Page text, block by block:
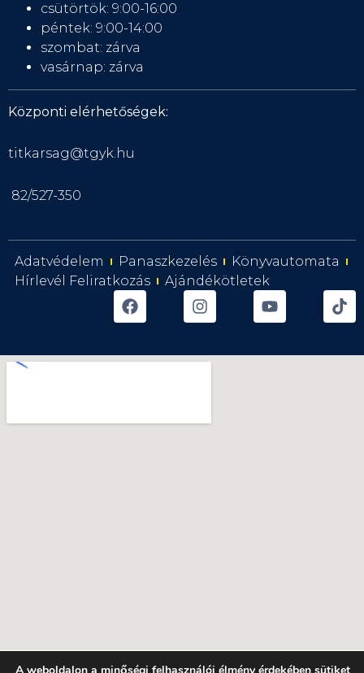
csütörtök: 9:00-16:00
péntek: 9:00-14:00
szombat: zárva
vasárnap: zárva
Központi elérhetőségek:
titkarsag@tgyk.hu
82/527-350
Adatvédelem Panaszkezelés
Könyvautomata
Hírlevél Feliratkozás
Ajándékötletek